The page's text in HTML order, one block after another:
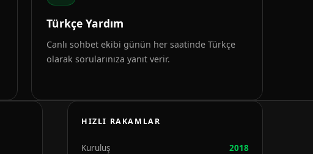
Türkçe Yardım
Canlı sohbet ekibi günün her saatinde Türkçe
olarak sorularınıza yanıt verir.
HIZLI RAKAMLAR
Kuruluş 2018